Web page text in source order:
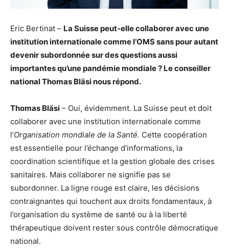
Eric Bertinat – La Suisse peut-elle collaborer avec une
institution internationale comme l’OMS sans pour autant
devenir subordonnée sur des questions aussi
importantes qu’une pandémie mondiale ? Le conseiller
national Thomas Bläsi nous répond.
Thomas Bläsi – Oui, évidemment. La Suisse peut et doit
collaborer avec une institution internationale comme
l’Organisation mondiale de la Santé. Cette coopération
est essentielle pour l’échange d’informations, la
coordination scientifique et la gestion globale des crises
sanitaires. Mais collaborer ne signifie pas se
subordonner. La ligne rouge est claire, les décisions
contraignantes qui touchent aux droits fondamentaux, à
l’organisation du système de santé ou à la liberté
thérapeutique doivent rester sous contrôle démocratique
national.